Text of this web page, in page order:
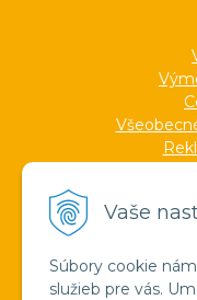
Vaše
Súbory cookie
služieb pre vás.